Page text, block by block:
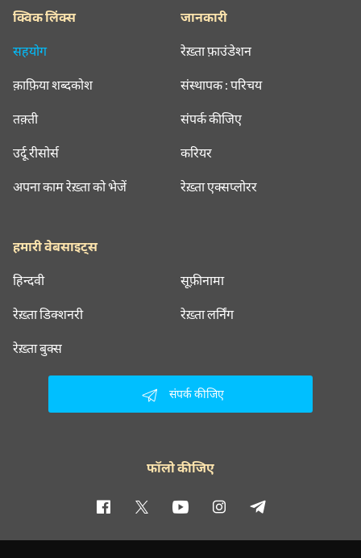
क्विक लिंक्स
सहयोग
क़ाफ़िया शब्दकोश
तक़्ती
उर्दू रीसोर्स
अपना काम रेख़्ता को भेजें
जानकारी
रेख़्ता फ़ाउंडेशन
संस्थापक : परिचय
संपर्क कीजिए
करियर
रेख़्ता एक्सप्लोरर
हमारी वेबसाइट्स
हिन्दवी सूफ़ीनामा
रेख़्ता डिक्शनरी रेख़्ता लर्निंग
रेख़्ता बुक्स
संपर्क कीजिए
फॉलो कीजिए